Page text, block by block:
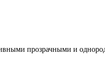
прозрачными и